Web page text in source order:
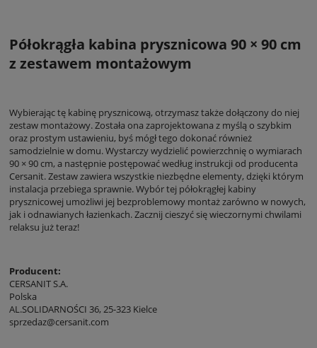
Półokrągła kabina prysznicowa 90 × 90 cm
z zestawem montażowym
Wybierając tę kabinę prysznicową, otrzymasz także dołączony do niej
zestaw montażowy. Została ona zaprojektowana z myślą o szybkim
oraz prostym ustawieniu, byś mógł tego dokonać również
samodzielnie w domu. Wystarczy wydzielić powierzchnię o wymiarach
90 × 90 cm, a następnie postępować według instrukcji od producenta
Cersanit. Zestaw zawiera wszystkie niezbędne elementy, dzięki którym
instalacja przebiega sprawnie. Wybór tej półokrągłej kabiny
prysznicowej umożliwi jej bezproblemowy montaż zarówno w nowych,
jak i odnawianych łazienkach. Zacznij cieszyć się wieczornymi chwilami
relaksu już teraz!
Producent:
CERSANIT S.A.
Polska
AL.SOLIDARNOŚCI 36, 25-323 Kielce
sprzedaz@cersanit.com